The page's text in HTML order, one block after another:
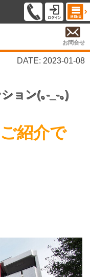
お問合せ
DATE: 2023-01-08
ョン(｡-_-｡)
紹介で